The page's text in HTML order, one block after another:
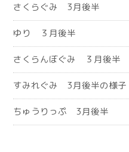
さくらぐみ 3月後半
ゆり ３月後半
さくらんぼぐみ ３月後半
すみれぐみ 3月後半の様子
ちゅうりっぷ 3月後半